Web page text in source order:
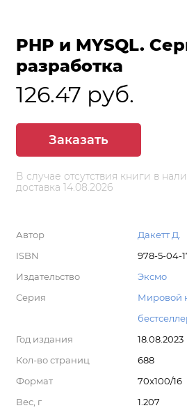
PHP и MYSQL.
разработка
126.47 руб.
Заказать
В случае отсутствия книги в
доставка 14.08.2026
Автор
Дакетт Д.
ISBN
978-5-04-
Издательство
Эксмо
Серия
Мировой
Год издания
18.08.2023
Кол-во страниц
688
Формат
70x100/16
Вес, г
1.207